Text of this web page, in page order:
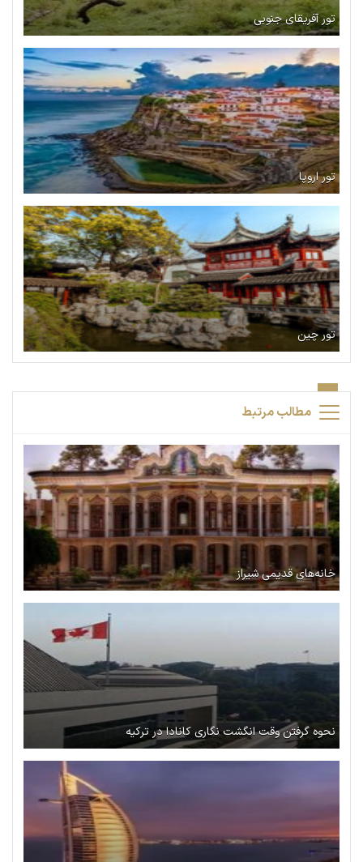
تور آفریقای جنوبی
تور اروپا
تور چین
مطالب مرتبط
خانه‌های قدیمی شیراز
نحوه گرفتن وقت انگشت نگاری کانادا در ترکیه